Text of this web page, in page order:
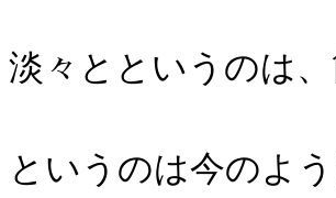
淡々とというのは
というのは今のよ